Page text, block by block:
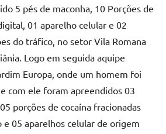
5 pés de maconha, 10 Porções de
01 aparelho celular e 02
do tráfico, no setor Vila Romana
Logo em seguida aquipe
Europa, onde um homem foi
com ele foram apreendidos 03
porções de cocaína fracionadas
e 05 aparelhos celular de origem